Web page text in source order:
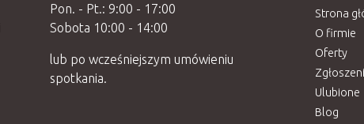
Pon. - Pt.: 9:00 - 17:00
Sobota 10:00 - 14:00
lub po wcześniejszym umówieniu
spotkania.
Strona
O firmie
Oferty
Ulubione
Blog